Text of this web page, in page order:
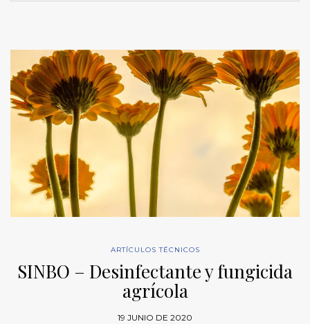
ARTÍCULOS TÉCNICOS
SINBO – Desinfectante y fungicida
agrícola
19 JUNIO DE 2020